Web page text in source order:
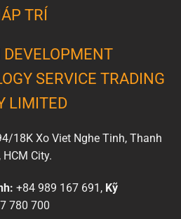
TRÍ
SERVICE TRADING
LIMITED
18K Xo Viet Nghe Tinh, Thanh
HCM City.
+84 989 167 691, Kỹ
780 700